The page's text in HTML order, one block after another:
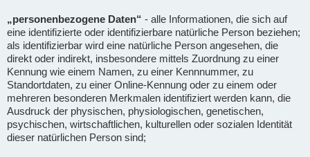
„personenbezogene Daten“ - alle Informationen, die sich auf
eine identifizierte oder identifizierbare natürliche Person beziehen;
als identifizierbar wird eine natürliche Person angesehen, die
direkt oder indirekt, insbesondere mittels Zuordnung zu einer
Kennung wie einem Namen, zu einer Kennnummer, zu
Standortdaten, zu einer Online-Kennung oder zu einem oder
mehreren besonderen Merkmalen identifiziert werden kann, die
Ausdruck der physischen, physiologischen, genetischen,
psychischen, wirtschaftlichen, kulturellen oder sozialen Identität
dieser natürlichen Person sind;